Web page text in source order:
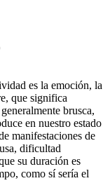
es la emoción, la
que significa
brusca,
en nuestro estado
manifestaciones de
dificultad
su duración es
como sí sería el